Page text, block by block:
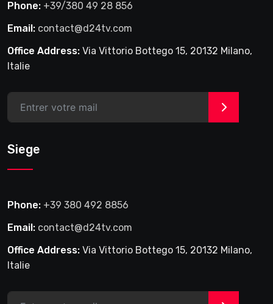
Phone: +39/380 49 28 856
Email: contact@d24tv.com
Office Address: Via Vittorio Bottego 15, 20132 Milano,
Italie
>
Siege
Phone: +39 380 492 8856
Email: contact@d24tv.com
Office Address: Via Vittorio Bottego 15, 20132 Milano,
Italie